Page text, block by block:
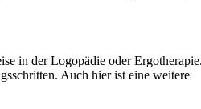
in der Logopädie oder
Auch hier ist eine weitere